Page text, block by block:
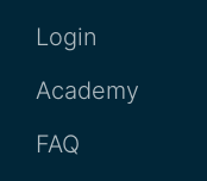
Login
Academy
FAQ